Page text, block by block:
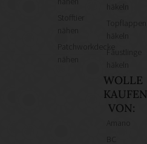
Stofftier
Patchworkdecke
häkeln
Topflappen
häkeln
Fäustlinge
häkeln
WOLLE
KAUFEN
VON: